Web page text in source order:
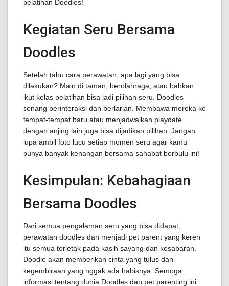
pelatihan Doodles!
Kegiatan Seru Bersama
Doodles
Setelah tahu cara perawatan, apa lagi yang bisa
dilakukan? Main di taman, berolahraga, atau bahkan
ikut kelas pelatihan bisa jadi pilihan seru. Doodles
senang berinteraksi dan berlarian. Membawa mereka ke
tempat-tempat baru atau menjadwalkan playdate
dengan anjing lain juga bisa dijadikan pilihan. Jangan
lupa ambil foto lucu setiap momen seru agar kamu
punya banyak kenangan bersama sahabat berbulu ini!
Kesimpulan: Kebahagiaan
Bersama Doodles
Dari semua pengalaman seru yang bisa didapat,
perawatan doodles dan menjadi pet parent yang keren
itu semua terletak pada kasih sayang dan kesabaran.
Doodle akan memberikan cinta yang tulus dan
kegembiraan yang nggak ada habisnya. Semoga
informasi tentang dunia Doodles dan pet parenting ini